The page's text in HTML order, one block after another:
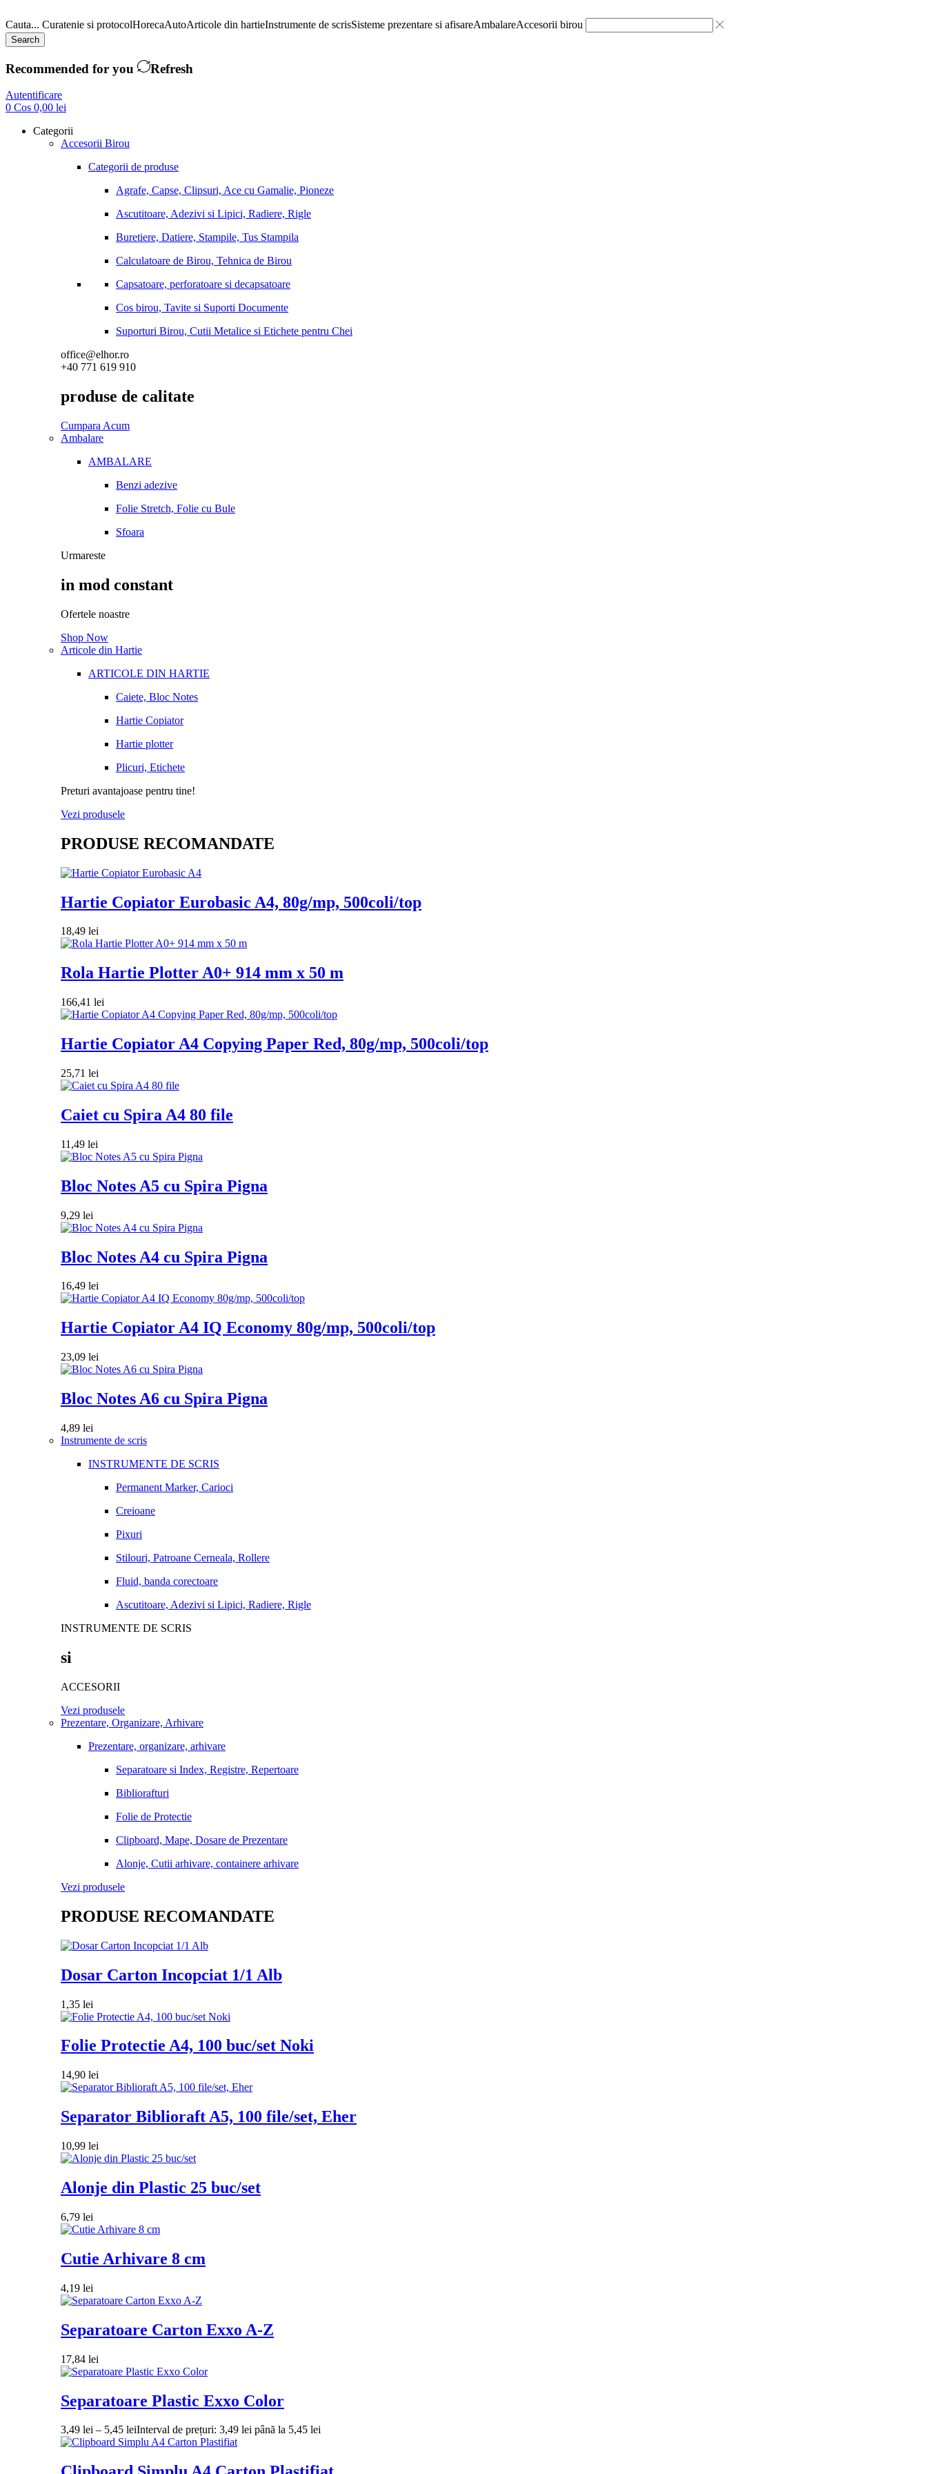
Cauta... Curatenie si protocolHorecaAutoArticole din hartieInstrumente de scrisSisteme prezentare si afisareAmbalareAccesorii birou
Search
Recommended for you Refresh
Autentificare
0 Cos 0,00 lei
Categorii
Accesorii Birou
Categorii de produse
Agrafe, Capse, Clipsuri, Ace cu Gamalie, Pioneze
Ascutitoare, Adezivi si Lipici, Radiere, Rigle
Buretiere, Datiere, Stampile, Tus Stampila
Calculatoare de Birou, Tehnica de Birou
Capsatoare, perforatoare si decapsatoare
Cos birou, Tavite si Suporti Documente
Suporturi Birou, Cutii Metalice si Etichete pentru Chei
office@elhor.ro
+40 771 619 910
produse de calitate
Cumpara Acum
Ambalare
AMBALARE
Benzi adezive
Folie Stretch, Folie cu Bule
Sfoara
Urmareste
in mod constant
Ofertele noastre
Shop Now
Articole din Hartie
ARTICOLE DIN HARTIE
Caiete, Bloc Notes
Hartie Copiator
Hartie plotter
Plicuri, Etichete
Preturi avantajoase pentru tine!
Vezi produsele
PRODUSE RECOMANDATE
Hartie Copiator Eurobasic A4, 80g/mp, 500coli/top
18,49 lei
Rola Hartie Plotter A0+ 914 mm x 50 m
166,41 lei
Hartie Copiator A4 Copying Paper Red, 80g/mp, 500coli/top
25,71 lei
Caiet cu Spira A4 80 file
11,49 lei
Bloc Notes A5 cu Spira Pigna
9,29 lei
Bloc Notes A4 cu Spira Pigna
16,49 lei
Hartie Copiator A4 IQ Economy 80g/mp, 500coli/top
23,09 lei
Bloc Notes A6 cu Spira Pigna
4,89 lei
Instrumente de scris
INSTRUMENTE DE SCRIS
Permanent Marker, Carioci
Creioane
Pixuri
Stilouri, Patroane Cerneala, Rollere
Fluid, banda corectoare
Ascutitoare, Adezivi si Lipici, Radiere, Rigle
INSTRUMENTE DE SCRIS
si
ACCESORII
Vezi produsele
Prezentare, Organizare, Arhivare
Prezentare, organizare, arhivare
Separatoare si Index, Registre, Repertoare
Bibliorafturi
Folie de Protectie
Clipboard, Mape, Dosare de Prezentare
Alonje, Cutii arhivare, containere arhivare
Vezi produsele
PRODUSE RECOMANDATE
Dosar Carton Incopciat 1/1 Alb
1,35 lei
Folie Protectie A4, 100 buc/set Noki
14,90 lei
Separator Biblioraft A5, 100 file/set, Eher
10,99 lei
Alonje din Plastic 25 buc/set
6,79 lei
Cutie Arhivare 8 cm
4,19 lei
Separatoare Carton Exxo A-Z
17,84 lei
Separatoare Plastic Exxo Color
3,49 lei – 5,45 leiInterval de prețuri: 3,49 lei până la 5,45 lei